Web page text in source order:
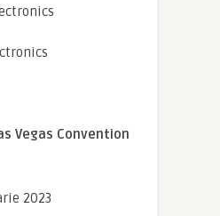
Vegas Convention
2023